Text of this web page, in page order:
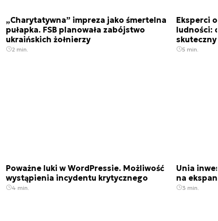
„Charytatywna” impreza jako śmertelna
pułapka. FSB planowała zabójstwo
ukraińskich żołnierzy
2 min.
Eksperci
ludności:
skuteczny
5 min.
Poważne luki w WordPressie. Możliwość
wystąpienia incydentu krytycznego
4 min.
Unia
na
3 min.